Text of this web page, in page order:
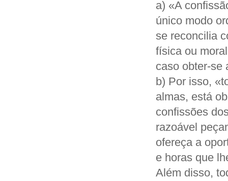
a) «A
único modo
se reconcilia
física ou
caso obter-se
b) Por isso,
almas, está
confissões
razoável
ofereça a
e horas que
Além disso,